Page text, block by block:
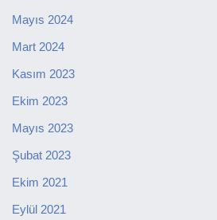
Mayıs 2024
Mart 2024
Kasım 2023
Ekim 2023
Mayıs 2023
Şubat 2023
Ekim 2021
Eylül 2021